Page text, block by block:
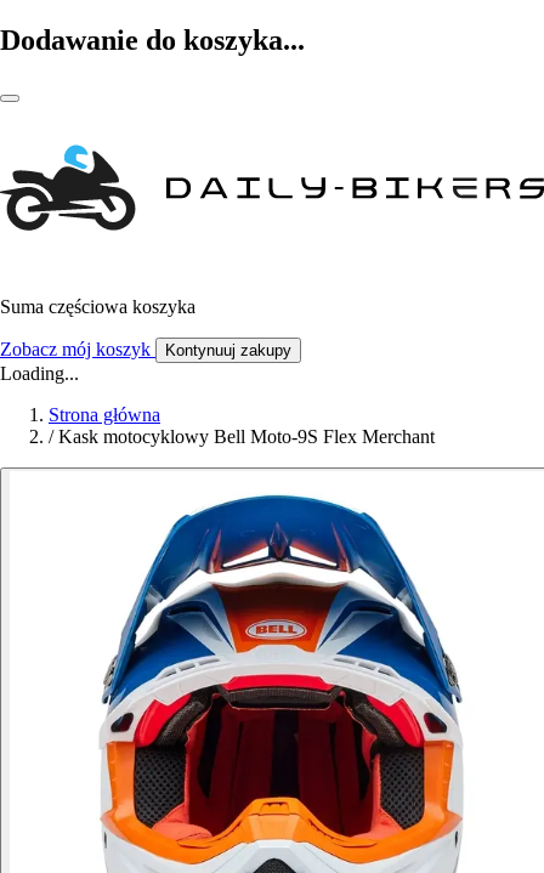
Dodawanie do koszyka...
Suma częściowa koszyka
Zobacz mój koszyk Kontynuuj zakupy
Loading...
Strona główna
/ Kask motocyklowy Bell Moto-9S Flex Merchant